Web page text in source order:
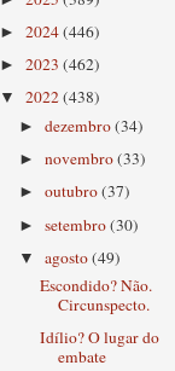
► 2024(446)
► 2023 (462)
▼ 2022(438)
►dezembro(34)
►novembro(33)
►outubro(37)
►setembro(30)
▼agosto(49)
Escondido? Não.
Circunspecto.
Idílio? O lugar do
embate